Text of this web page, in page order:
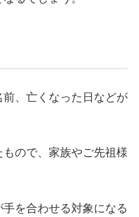
、亡くなった日などが
ので、家族やご先祖様
を合わせる対象になる